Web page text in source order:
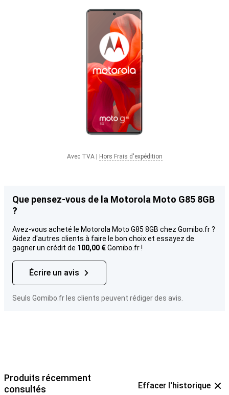
Avec TVA| Hors Frais d'expédition
Que pensez-vous de la Motorola Moto G85 8GB
?
Avez-vous acheté le Motorola Moto G85 8GB chez Gomibo.fr ?
Aidez d'autres clients à faire le bon choix et essayez de
gagner un crédit de 100,00 €Gomibo.fr !
Écrire un avis
Seuls Gomibo.fr les clients peuvent rédiger des avis.
Produits récemment
consultés
Effacer l'historique